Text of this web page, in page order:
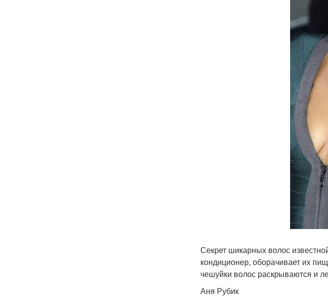
Секрет шикарных волос
кондиционер, оборачивает их
чешуйки волос раскрываются и
Аня Рубик